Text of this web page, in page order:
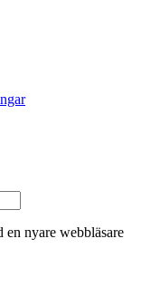
en nyare webbläsare